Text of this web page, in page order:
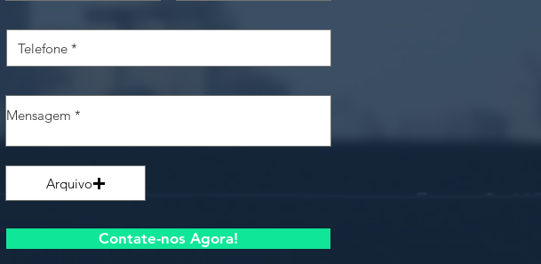
Arquivo
Contate-nos Agora!